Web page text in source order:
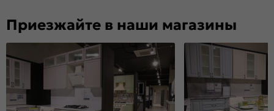
Приезжайте в наши магазины